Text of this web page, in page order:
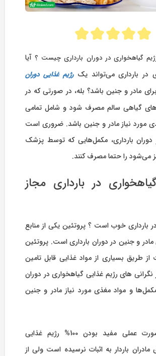
گیاهخواری در دوران بارداری چیست ؟‌ آیا
در بارداری می‌تواند یکرژیم‌ غذایی دوران
مادر و جنین باشد؟ بله، در صورتی که در
گیاهی سالم مصرف شود و شامل تمامی
مورد نیاز مادر و جنین باشد. ضروری است
دوران بارداری، مکمل‌هایی که توسط پزشک
می‌شود را حتما مصرف کنند.
در بارداری مجاز
بارداری خوب است ؟ پروتئین یکی از منابع
و جنین در دوران بارداری است. پروتئین
طریق بسیاری از مواد غذایی قابل تامین
های رژیم غذایی گیاهخواری در دوران
و مواد مغذی مورد نیاز مادر و جنین
هر چند به صورت عملی مفید بودن 100% رژیم غذایی
مادران باردار به اثبات نرسیده است ولی از